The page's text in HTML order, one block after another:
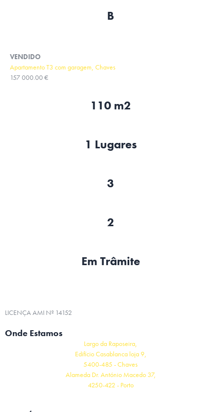
B
VENDIDO
Apartamento T3 com garagem, Chaves
157 000.00 €
110 m2
1 Lugares
3
2
Em Trâmite
LICENÇA AMI Nº 14152
Onde Estamos
Largo da Raposeira,
Edifício Casablanca loja 9,
5400-485 - Chaves
Alameda Dr. António Macedo 37,
4250-422 - Porto